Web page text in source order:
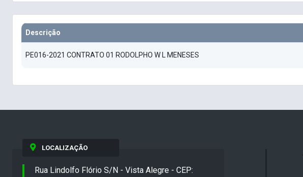
Descrição
PE016-2021 CONTRATO 01 RODOLPHO W L MENESES
LOCALIZAÇÃO
Rua Lindolfo Flório S/N - Vista Alegre - CEP: